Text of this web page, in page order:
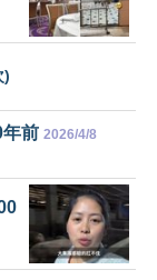
)
前 2026/4/8